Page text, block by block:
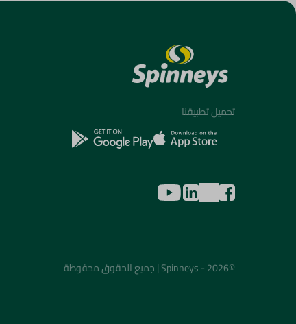
تحميل تطبيقنا
©2026 - Spinneys | جميع الحقوق محفوظة